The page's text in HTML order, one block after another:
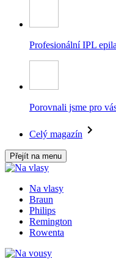
Profesionální IPL
Porovnali jsme pro
Celý magazín
Přejít na menu
Na vlasy
Braun
Philips
Remington
Rowenta